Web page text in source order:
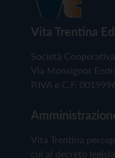
Vita Trentina
Società Cooperativa
Via Monsignor
P.IVA e C.F.
Vita Trentina
cui al decreto